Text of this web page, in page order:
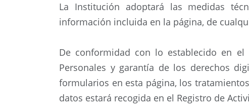
La Institución adoptará las medidas
información incluida en la página, de
De conformidad con lo establecido en
Personales y garantía de los derechos
formularios en esta página, los
datos estará recogida en el Registro de